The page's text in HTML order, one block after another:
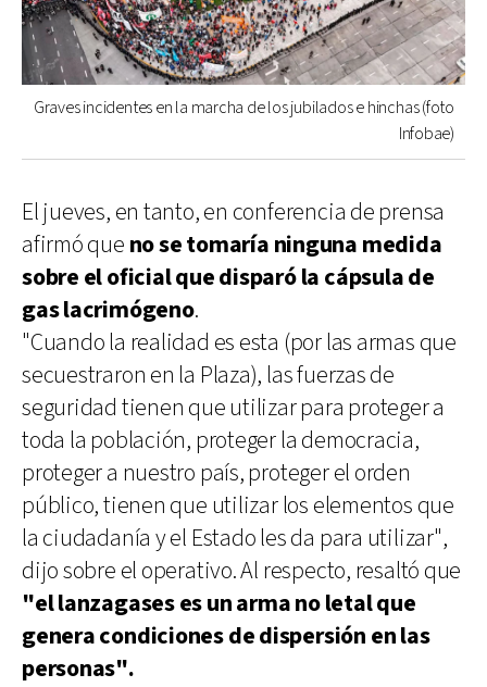
Graves incidentes en la marcha de los jubilados e hinchas (foto
Infobae)
El jueves, en tanto, en conferencia de prensa
afirmó que no se tomaría ninguna medida
sobre el oficial que disparó la cápsula de
gas lacrimógeno.
"Cuando la realidad es esta (por las armas que
secuestraron en la Plaza), las fuerzas de
seguridad tienen que utilizar para proteger a
toda la población, proteger la democracia,
proteger a nuestro país, proteger el orden
público, tienen que utilizar los elementos que
la ciudadanía y el Estado les da para utilizar",
dijo sobre el operativo. Al respecto, resaltó que
"el lanzagases es un arma no letal que
genera condiciones de dispersión en las
personas".